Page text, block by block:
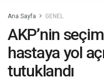
Ana Sayfa GENEL
AKP’nin
hastaya yol
tutuklandı